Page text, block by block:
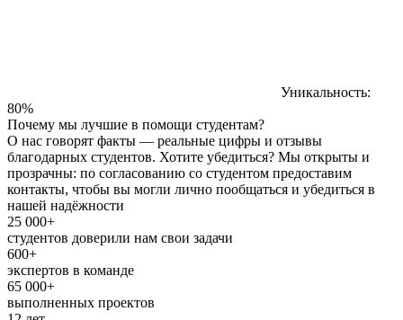
Уникальность:
80%
Почему мы лучшие в помощи студентам?
О нас говорят факты — реальные цифры и отзывы
благодарных студентов. Хотите убедиться? Мы открыты и
прозрачны: по согласованию со студентом предоставим
контакты, чтобы вы могли лично пообщаться и убедиться в
нашей надёжности
25 000+
студентов доверили нам свои задачи
600+
экспертов в команде
65 000+
выполненных проектов